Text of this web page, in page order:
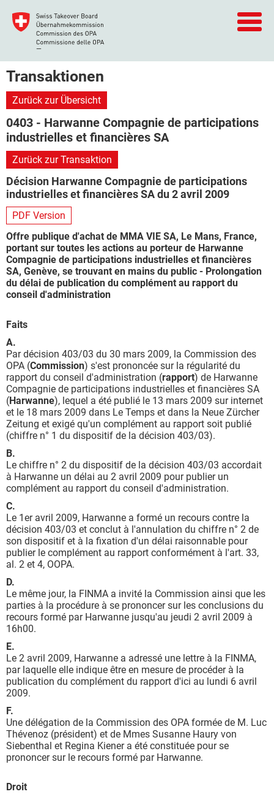
Transaktionen
Zurück zur Übersicht
0403 - Harwanne Compagnie de participations
industrielles et financières SA
Zurück zur Transaktion
Décision Harwanne Compagnie de participations
industrielles et financières SA du 2 avril 2009
PDF Version
Offre publique d'achat de MMA VIE SA, Le Mans, France,
portant sur toutes les actions au porteur de Harwanne
Compagnie de participations industrielles et financières
SA, Genève, se trouvant en mains du public - Prolongation
du délai de publication du complément au rapport du
conseil d'administration
Faits
A.
Par décision 403/03 du 30 mars 2009, la Commission des
OPA (Commission) s'est prononcée sur la régularité du
rapport du conseil d'administration (rapport) de Harwanne
Compagnie de participations industrielles et financières SA
(Harwanne), lequel a été publié le 13 mars 2009 sur internet
et le 18 mars 2009 dans Le Temps et dans la Neue Zürcher
Zeitung et exigé qu'un complément au rapport soit publié
(chiffre n° 1 du dispositif de la décision 403/03).
B.
Le chiffre n° 2 du dispositif de la décision 403/03 accordait
à Harwanne un délai au 2 avril 2009 pour publier un
complément au rapport du conseil d'administration.
C.
Le 1er avril 2009, Harwanne a formé un recours contre la
décision 403/03 et conclut à l'annulation du chiffre n° 2 de
son dispositif et à la fixation d'un délai raisonnable pour
publier le complément au rapport conformément à l'art. 33,
al. 2 et 4, OOPA.
D.
Le même jour, la FINMA a invité la Commission ainsi que les
parties à la procédure à se prononcer sur les conclusions du
recours formé par Harwanne jusqu'au jeudi 2 avril 2009 à
16h00.
E.
Le 2 avril 2009, Harwanne a adressé une lettre à la FINMA,
par laquelle elle indique être en mesure de procéder à la
publication du complément du rapport d'ici au lundi 6 avril
2009.
F.
Une délégation de la Commission des OPA formée de M. Luc
Thévenoz (président) et de Mmes Susanne Haury von
Siebenthal et Regina Kiener a été constituée pour se
prononcer sur le recours formé par Harwanne.
Droit